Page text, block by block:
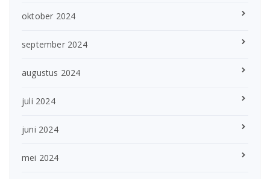
oktober 2024
september 2024
augustus 2024
juli 2024
juni 2024
mei 2024